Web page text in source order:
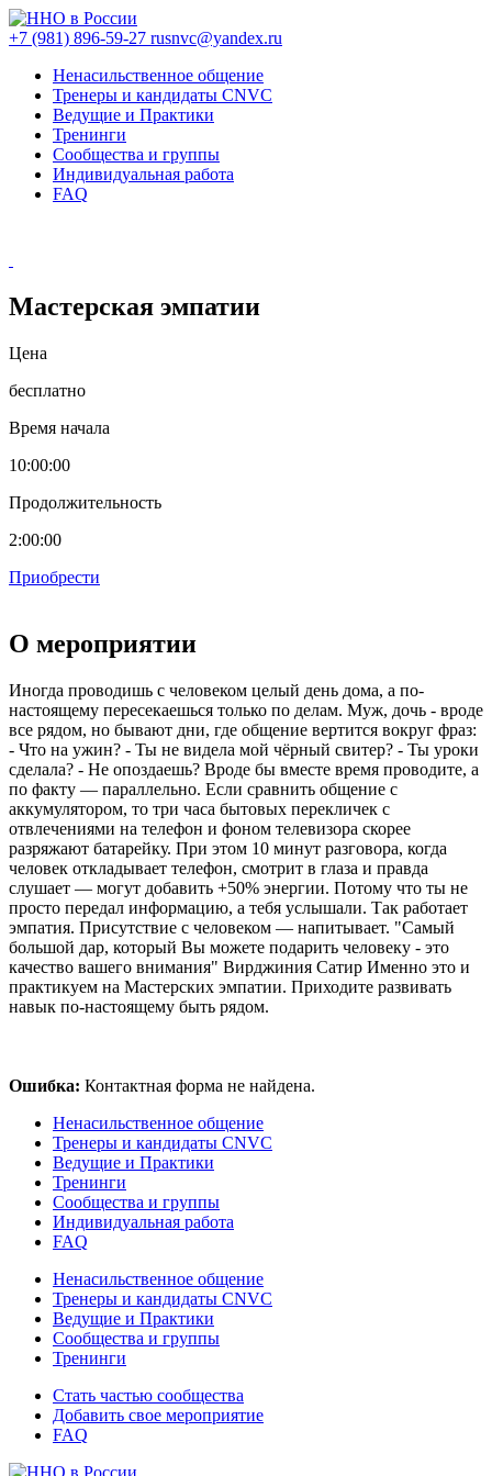
+7 (981) 896-59-27 rusnvc@yandex.ru
Ненасильственное общение
Тренеры и кандидаты CNVC
Ведущие и Практики
Тренинги
Сообщества и группы
Индивидуальная работа
FAQ
Мастерская эмпатии
Цена
бесплатно
Время начала
10:00:00
Продолжительность
2:00:00
Приобрести
О мероприятии
Иногда проводишь с человеком целый день дома, а по-
настоящему пересекаешься только по делам. Муж, дочь - вроде
все рядом, но бывают дни, где общение вертится вокруг фраз:
- Что на ужин? - Ты не видела мой чёрный свитер? - Ты уроки
сделала? - Не опоздаешь? Вроде бы вместе время проводите, а
по факту — параллельно. Если сравнить общение с
аккумулятором, то три часа бытовых перекличек с
отвлечениями на телефон и фоном телевизора скорее
разряжают батарейку. При этом 10 минут разговора, когда
человек откладывает телефон, смотрит в глаза и правда
слушает — могут добавить +50% энергии. Потому что ты не
просто передал информацию, а тебя услышали. Так работает
эмпатия. Присутствие с человеком — напитывает. "Самый
большой дар, который Вы можете подарить человеку - это
качество вашего внимания" Вирджиния Сатир Именно это и
практикуем на Мастерских эмпатии. Приходите развивать
навык по-настоящему быть рядом.
Ошибка: Контактная форма не найдена.
Ненасильственное общение
Тренеры и кандидаты CNVC
Ведущие и Практики
Тренинги
Сообщества и группы
Индивидуальная работа
FAQ
Ненасильственное общение
Тренеры и кандидаты CNVC
Ведущие и Практики
Сообщества и группы
Тренинги
Стать частью сообщества
Добавить свое мероприятие
FAQ